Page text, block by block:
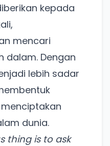
kepada
mencari
dalam. Dengan
lebih sadar
dunia.
thing is to ask
saja